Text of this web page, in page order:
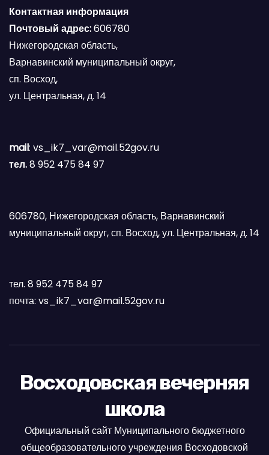
Контактная информация
Почтовый адрес:606780
Нижегородская область,
Варнавинский муниципальный округ,
сп. Восход,
ул. Центральная, д. 14
mail: vs_ik7_var@mail.52gov.ru
тел.8 952 475 84 97
606780, Нижегородская область, Варнавинский
муниципальный округ, сп. Восход, ул. Центральная, д. 14
тел. 8 952 475 84 97
почта: vs_ik7_var@mail.52gov.ru
Восходовская вечерняя
школа
Официальный сайт Муниципального бюджетного
общеобразовательного учреждения Восходовской